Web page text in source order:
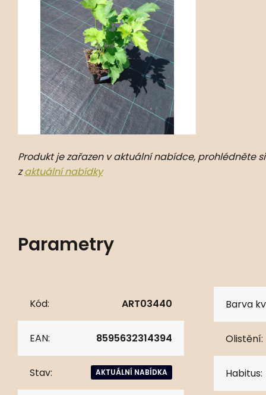
Produkt je zařazen v aktuální nabídce, prohlédněte
zaktuální nabídky
Parametry
Kód: ART03440
EAN: 8595632314394
Stav: AKTUÁLNÍ NABÍDKA
Barva
Olistění:
Habitus: